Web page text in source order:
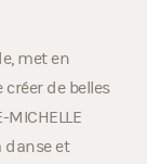
met en
de belles
danse et